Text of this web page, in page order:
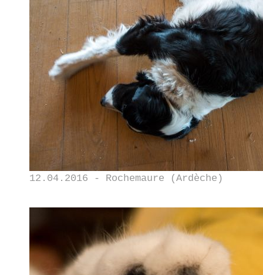
12.04.2016 - Rochemaure (Ardèche)